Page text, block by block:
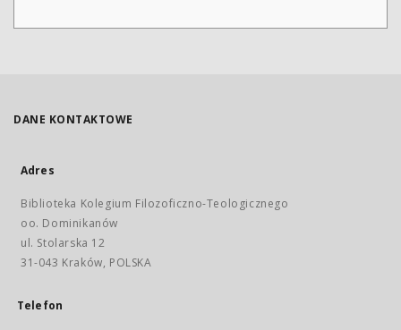
DANE KONTAKTOWE
Adres
Biblioteka Kolegium Filozoficzno-Teologicznego
oo. Dominikanów
ul. Stolarska 12
31-043 Kraków, POLSKA
Telefon